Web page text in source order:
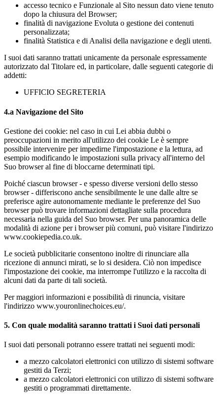
accesso tecnico e Funzionale al Sito nessun dato viene tenuto
dopo la chiusura del Browser;
finalità di navigazione Evoluta o gestione dei contenuti
personalizzata;
finalità Statistica e di Analisi della navigazione e degli utenti.
I suoi dati saranno trattati unicamente da personale espressamente
autorizzato dal Titolare ed, in particolare, dalle seguenti categorie di
addetti:
UFFICIO SEGRETERIA
4.a Navigazione del Sito
Gestione dei cookie: nel caso in cui Lei abbia dubbi o
preoccupazioni in merito all'utilizzo dei cookie Le è sempre
possibile intervenire per impedirne l'impostazione e la lettura, ad
esempio modificando le impostazioni sulla privacy all'interno del
Suo browser al fine di bloccarne determinati tipi.
Poiché ciascun browser - e spesso diverse versioni dello stesso
browser - differiscono anche sensibilmente le une dalle altre se
preferisce agire autonomamente mediante le preferenze del Suo
browser può trovare informazioni dettagliate sulla procedura
necessaria nella guida del Suo browser. Per una panoramica delle
modalità di azione per i browser più comuni, può visitare l'indirizzo
www.cookiepedia.co.uk.
Le società pubblicitarie consentono inoltre di rinunciare alla
ricezione di annunci mirati, se lo si desidera. Ciò non impedisce
l'impostazione dei cookie, ma interrompe l'utilizzo e la raccolta di
alcuni dati da parte di tali società.
Per maggiori informazioni e possibilità di rinuncia, visitare
l'indirizzo www.youronlinechoices.eu/.
5. Con quale modalità saranno trattati i Suoi dati personali
I suoi dati personali potranno essere trattati nei seguenti modi:
a mezzo calcolatori elettronici con utilizzo di sistemi software
gestiti da Terzi;
a mezzo calcolatori elettronici con utilizzo di sistemi software
gestiti o programmati direttamente.